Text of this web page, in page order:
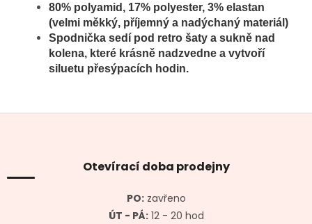
80% polyamid, 17% polyester, 3% elastan
(velmi měkký, příjemný a nadýchaný materiál)
Spodnička sedí pod retro šaty a sukně nad
kolena, které krásně nadzvedne a vytvoří
siluetu přesýpacích hodin.
Z
Otevírací doba prodejny
PO:zavřeno
ÚT - PÁ:12 - 20 hod